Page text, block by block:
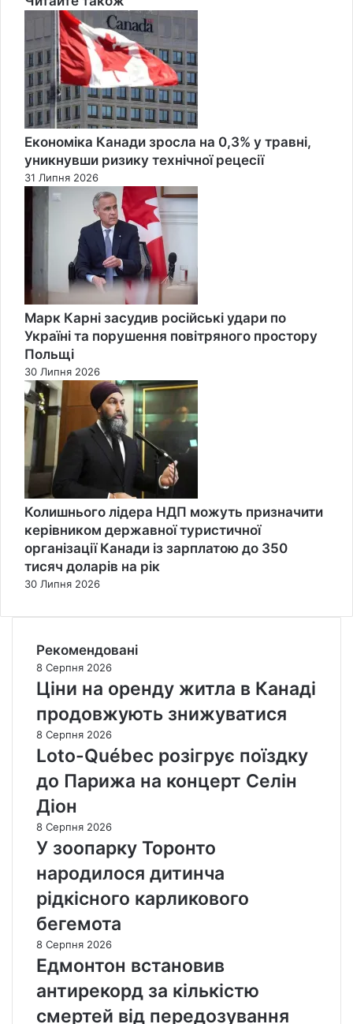
Економіка Канади зросла на 0,3% у травні,
уникнувши ризику технічної рецесії
31 Липня 2026
Марк Карні засудив російські удари по
Україні та порушення повітряного простору
Польщі
30 Липня 2026
Колишнього лідера НДП можуть призначити
керівником державної туристичної
організації Канади із зарплатою до 350
тисяч доларів на рік
30 Липня 2026
Рекомендовані
8 Серпня 2026
Ціни на оренду житла в Канаді
продовжують знижуватися
8 Серпня 2026
Loto-Québec розігрує поїздку
до Парижа на концерт Селін
Діон
8 Серпня 2026
У зоопарку Торонто
народилося дитинча
рідкісного карликового
бегемота
8 Серпня 2026
Едмонтон встановив
антирекорд за кількістю
смертей від передозування